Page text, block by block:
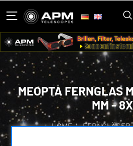
MEOPTA FERNGLAS
MM - 8X
HOME /